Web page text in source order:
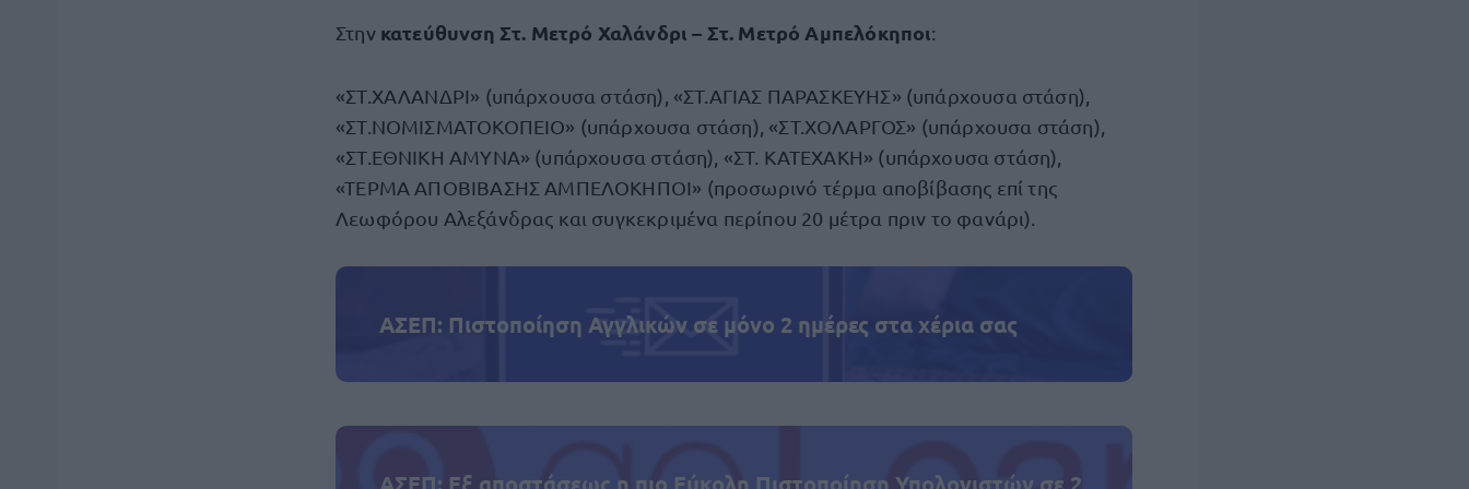
Στην κατεύθυνση Στ. Μετρό Χαλάνδρι – Στ. Μετρό Αμπελόκηποι:
«ΣΤ.ΧΑΛΑΝΔΡΙ» (υπάρχουσα στάση), «ΣΤ.ΑΓΙΑΣ ΠΑΡΑΣΚΕΥΗΣ» (υπάρχουσα στάση),
«ΣΤ.ΝΟΜΙΣΜΑΤΟΚΟΠΕΙΟ» (υπάρχουσα στάση), «ΣΤ.ΧΟΛΑΡΓΟΣ» (υπάρχουσα στάση),
«ΣΤ.ΕΘΝΙΚΗ ΑΜΥΝΑ» (υπάρχουσα στάση), «ΣΤ. ΚΑΤΕΧΑΚΗ» (υπάρχουσα στάση),
«ΤΕΡΜΑ ΑΠΟΒΙΒΑΣΗΣ ΑΜΠΕΛΟΚΗΠΟΙ» (προσωρινό τέρμα αποβίβασης επί της
Λεωφόρου Αλεξάνδρας και συγκεκριμένα περίπου 20 μέτρα πριν το φανάρι).
ΑΣΕΠ: Πιστοποίηση Αγγλικών σε μόνο 2 ημέρες στα χέρια σας